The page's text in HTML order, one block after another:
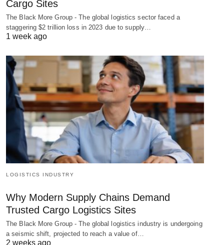
Cargo Sites
The Black More Group - The global logistics sector faced a
staggering $2 trillion loss in 2023 due to supply…
1 week ago
LOGISTICS INDUSTRY
Why Modern Supply Chains Demand
Trusted Cargo Logistics Sites
The Black More Group - The global logistics industry is undergoing
a seismic shift, projected to reach a value of…
2 weeks ago